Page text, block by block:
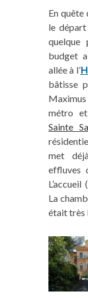
En quête
le
quelque
budget
allée à l’
bâtisse
métro
Sainte
met
effluves
La
était très